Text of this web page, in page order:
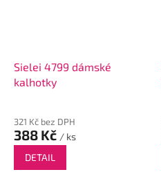
Sielei 4799 dámské
kalhotky
321 Kč bez DPH
388 Kč / ks
DETAIL